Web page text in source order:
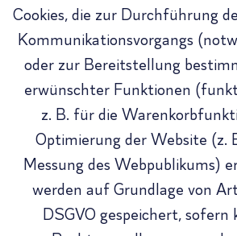
Cookies, die zur Durchführung
Kommunikationsvorgangs
oder zur Bereitstellung
erwünschter Funktionen
z. B. für die
Optimierung der Website (z.
Messung des Webpublikums)
werden auf Grundlage von
DSGVO gespeichert, sofern